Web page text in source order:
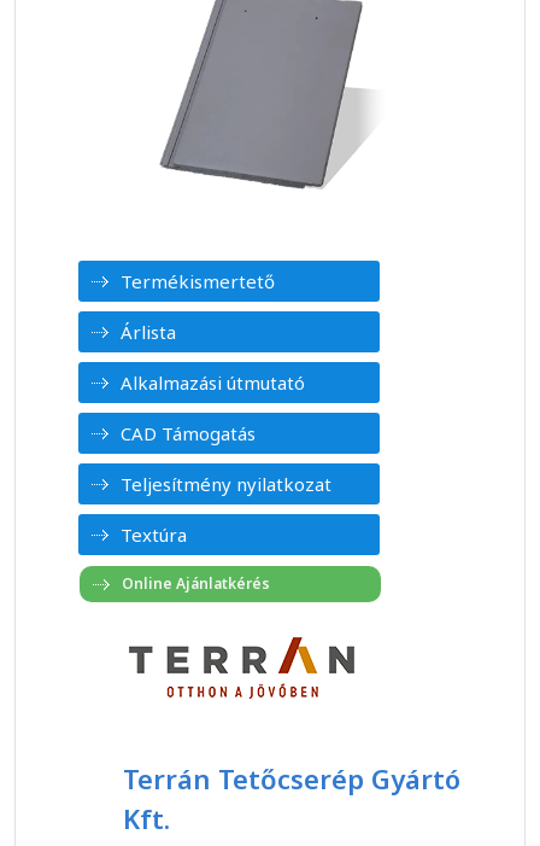
Termékismertető
Árlista
Alkalmazási útmutató
CAD Támogatás
Teljesítmény nyilatkozat
Textúra
Terrán Tetőcserép Gyártó
Kft.